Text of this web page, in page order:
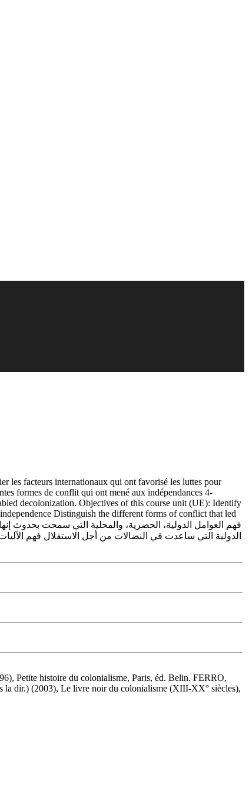
les facteurs internationaux qui ont favorisé les luttes pour
formes de conflit qui ont mené aux indépendances 4-
decolonization. Objectives of this course unit (UE): Identify
Distinguish the different forms of conflict that led
الدولية التي ساعدت في النضالات من أجل الاستقلال فهم
Petite histoire du colonialisme, Paris, éd. Belin. FERRO,
la dir.) (2003), Le livre noir du colonialisme (XIII-XX° siècles),